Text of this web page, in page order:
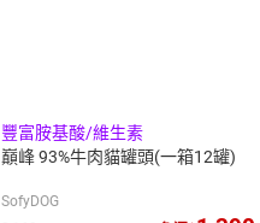
豐富胺基酸/維生素
巔峰 93%牛肉貓罐頭(一箱12罐)
SofyDOG